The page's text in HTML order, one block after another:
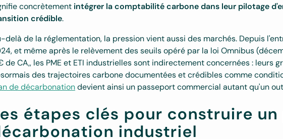
concrètement intégrer la comptabilité carbone dans leur pilotage
crédible.
delà de la réglementation, la pression vient aussi des marchés. Depuis
et même après le relèvement des seuils opéré par la loi Omnibus
de CA,, les PME et ETI industrielles sont indirectement concernées : leurs
des trajectoires carbone documentées et crédibles comme
de décarbonationdevient ainsi un passeport commercial autant qu'un
étapes clés pour construire un
industriel